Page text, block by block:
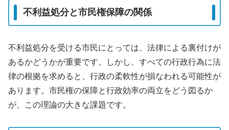
不利益処分と市民権保障の関係
不利益処分を受ける市民にとっては、法律による裏付けが
あるかどうかが重要です。しかし、すべての行政行為に法
律の根拠を求めると、行政の柔軟性が損なわれる可能性が
あります。市民権の保障と行政効率の両立をどう図るか
が、この理論の大きな課題です。